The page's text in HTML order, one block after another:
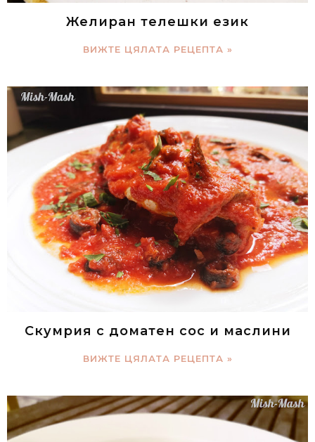
Желиран телешки език
ВИЖТЕ ЦЯЛАТА РЕЦЕПТА »
Скумрия с доматен сос и маслини
ВИЖТЕ ЦЯЛАТА РЕЦЕПТА »